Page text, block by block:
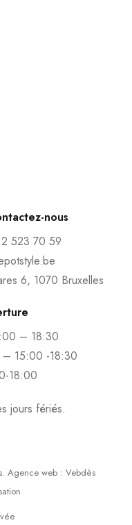
nous
523 70 59
6, 1070 Bruxelles
– 18:30
15:00 -18:30
18:00
jours fériés.
Agence web: Vebdès